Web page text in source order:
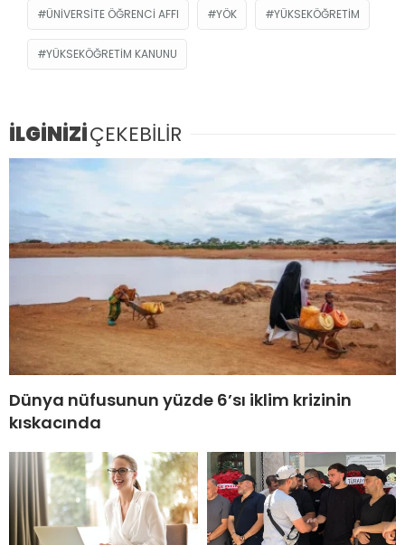
ÜNIVERSITE ÖĞRENCI AFFI YÖK YÜKSEKÖĞRETIM
YÜKSEKÖĞRETIM KANUNU
İLGİNİZİÇEKEBİLİR
Dünya nüfusunun yüzde 6’sı iklim krizinin
kıskacında